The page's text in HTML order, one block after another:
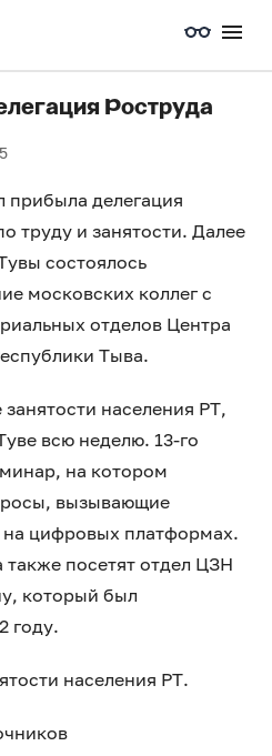
Роструда
прибыла делегация
труду и занятости. Далее
состоялось
московских коллег с
отделов Центра
Тыва.
населения РТ,
всю неделю. 13-го
на котором
вызывающие
цифровых платформах.
посетят отдел ЦЗН
который был
году.
населения РТ.